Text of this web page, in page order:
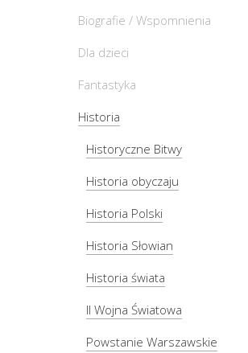
Biografie / Wspomnienia
Dla dzieci
Fantastyka
Historia
Historyczne Bitwy
Historia obyczaju
Historia Polski
Historia Słowian
Historia świata
II Wojna Światowa
Powstanie Warszawskie